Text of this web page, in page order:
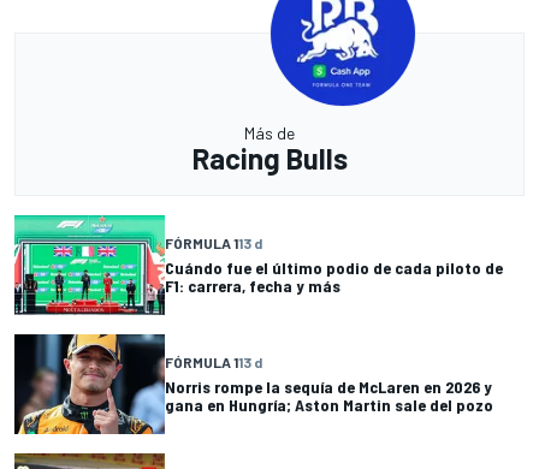
Más de
Racing Bulls
FÓRMULA 113 d
Cuándo fue el último podio de cada piloto de
F1: carrera, fecha y más
FÓRMULA 113 d
Norris rompe la sequía de McLaren en 2026 y
gana en Hungría; Aston Martin sale del pozo